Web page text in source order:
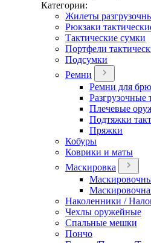
Категории:
Жилеты
Рюкзаки
Тактические сумки
Портфели
Подсумки
Ремни
Ремни для
Разгрузочные
Плечевые
Подтяжки
Пряжки
Кобуры
Коврики и маты
Маскировка
Наколенники /
Чехлы оружейные
Спальные мешки
Пончо